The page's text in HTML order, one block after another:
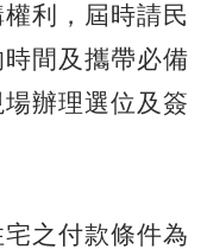
利，屆時請民
間及攜帶必備
辦理選位及簽
之付款條件為